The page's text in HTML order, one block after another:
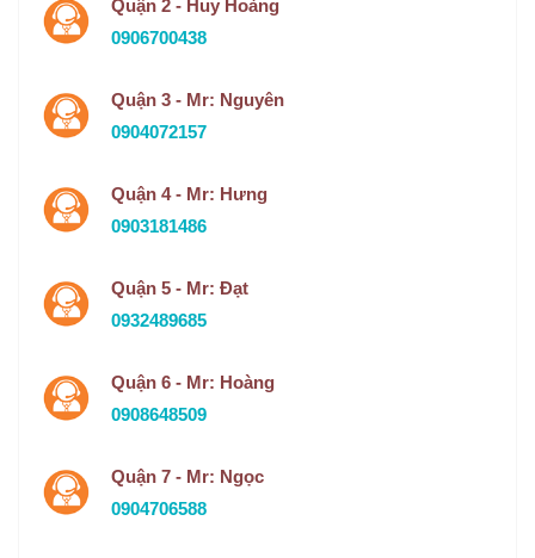
Quận 2 - Huy Hoàng
0906700438
Quận 3 - Mr: Nguyên
0904072157
Quận 4 - Mr: Hưng
0903181486
Quận 5 - Mr: Đạt
0932489685
Quận 6 - Mr: Hoàng
0908648509
Quận 7 - Mr: Ngọc
0904706588